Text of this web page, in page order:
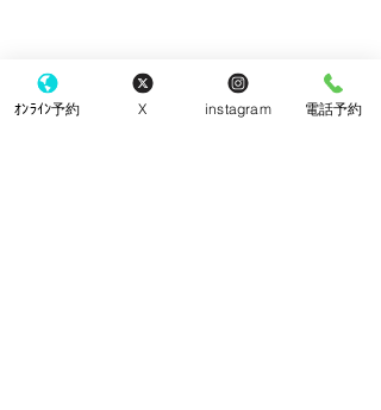
ｵﾝﾗｲﾝ予約 X instagram 電話予約